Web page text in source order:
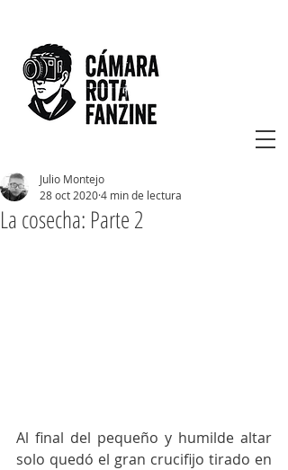
La cosecha: Parte 2
Julio Montejo
28 oct 20204 min de lectura
Al final del pequeño y humilde altar
solo quedó el gran crucifijo tirado en